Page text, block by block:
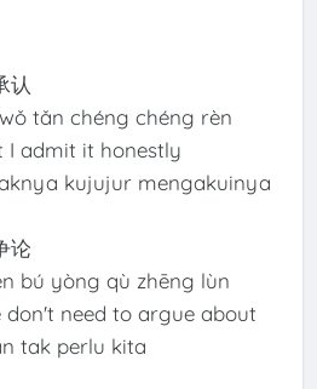
认
tǎn chéng chéng rèn
I admit it honestly
kujujur mengakuinya
论
bú yòng qù zhēng lùn
don't need to argue about
tak perlu kita